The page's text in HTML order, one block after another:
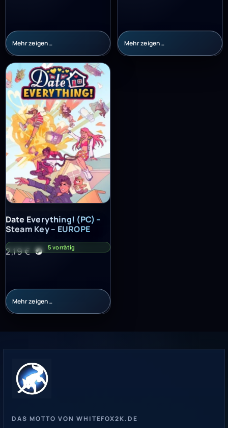
Mehr zeigen… Mehr zeigen…
Date Everything! (PC) – Steam Key – EUROPE
Date Everything! (PC) –
Steam Key – EUROPE
2,19€ 5 vorrätig
Mehr zeigen…
DAS MOTTO VON WHITEFOX2K.DE